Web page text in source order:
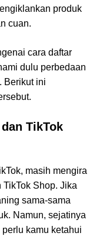
produk
cuan.
cara daftar
dulu perbedaan
Berikut ini
TikTok
masih mengira
TikTok Shop. Jika
sama-sama
Namun, sejatinya
kamu ketahui